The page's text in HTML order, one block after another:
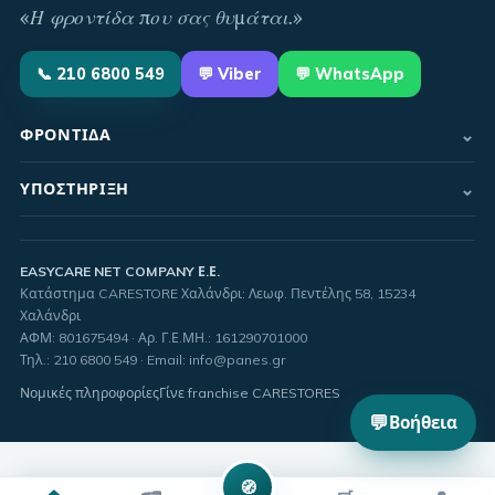
«Η φροντίδα που σας θυμάται.»
📞 210 6800 549 💬 Viber 💬 WhatsApp
ΦΡΟΝΤΊΔΑ ⌄
ΥΠΟΣΤΉΡΙΞΗ ⌄
EASYCARE NET COMPANY Ε.Ε.
Κατάστημα CARESTORE Χαλάνδρι: Λεωφ. Πεντέλης 58, 15234
Χαλάνδρι
ΑΦΜ: 801675494· Αρ. Γ.Ε.ΜΗ.: 161290701000
Τηλ. : 210 6800 549 · Email: info@panes.gr
Νομικές πληροφορίεςΓίνε franchise CARESTORES
💬Βοήθεια
🧭